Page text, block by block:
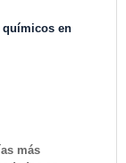
químicos en
más